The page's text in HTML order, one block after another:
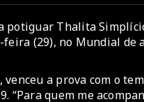
potiguar Thalita
(29), no Mundial
a prova com o
“Para quem me